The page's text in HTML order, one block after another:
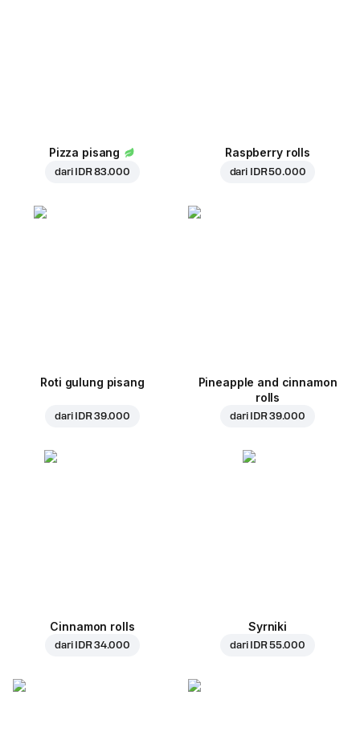
Pizza pisang
dari IDR 83.000
Raspberry rolls
dari IDR 50.000
Roti gulung pisang
dari IDR 39.000
Pineapple and cinnamon
rolls
dari IDR 39.000
Cinnamon rolls
dari IDR 34.000
Syrniki
dari IDR 55.000